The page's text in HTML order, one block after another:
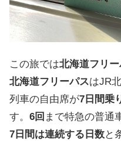
この旅では北海道フリー
北海道フリーパスはJR
列車の自由席が7日間乗
す。 6回 まで特急の普通
7日間は連続する日数と